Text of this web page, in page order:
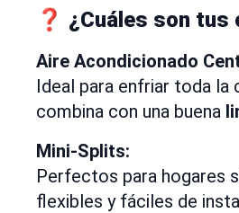
❓ ¿Cuáles son tus
Aire Acondicionado
Ideal para enfriar toda la
combina con una buena
Mini-Splits:
Perfectos para hogares
flexibles y fáciles de